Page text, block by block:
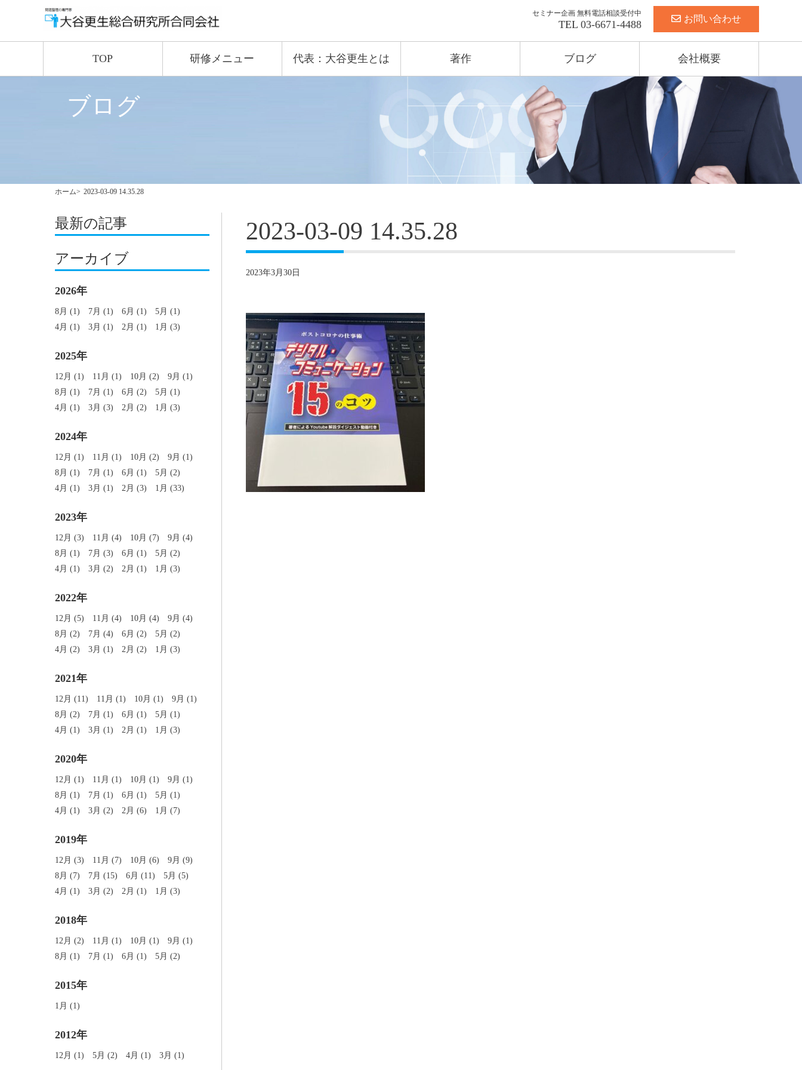
セミナー企画 無料電話相談受付中
TEL 03-6671-4488 お問い合わせ
TOP 研修メニュー 代表：大谷更生とは 著作 ブログ 会社概要
ブログ
ホーム 2023-03-09 14.35.28
最新の記事
アーカイブ
2026年
8月 (1) 7月 (1) 6月 (1)
5月 (1)
4月 (1)
3月 (1) 2月 (1) 1月 (3)
2025年
12月 (1) 11月 (1) 10月 (2)
9月 (1)
8月 (1)
7月 (1) 6月 (2)
5月 (1)
4月 (1)
3月 (3) 2月 (2) 1月 (3)
2024年
12月 (1) 11月 (1) 10月 (2)
9月 (1)
8月 (1)
7月 (1) 6月 (1)
5月 (2)
4月 (1)
3月 (1) 2月 (3) 1月 (33)
2023年
12月 (3) 11月 (4) 10月 (7)
9月 (4)
8月 (1)
7月 (3) 6月 (1)
5月 (2)
4月 (1)
3月 (2) 2月 (1) 1月 (3)
2022年
12月 (5) 11月 (4) 10月 (4)
9月 (4)
8月 (2)
7月 (4) 6月 (2)
5月 (2)
4月 (2)
3月 (1) 2月 (2) 1月 (3)
2021年
12月 (11) 11月 (1) 10月 (1)
9月 (1)
8月 (2)
7月 (1) 6月 (1)
5月 (1)
4月 (1)
3月 (1) 2月 (1) 1月 (3)
2020年
12月 (1) 11月 (1) 10月 (1)
9月 (1)
8月 (1)
7月 (1) 6月 (1)
5月 (1)
4月 (1)
3月 (2) 2月 (6) 1月 (7)
2019年
12月 (3) 11月 (7) 10月 (6)
9月 (9)
8月 (7)
7月 (15) 6月 (11)
5月 (5)
4月 (1)
3月 (2) 2月 (1) 1月 (3)
2018年
12月 (2) 11月 (1) 10月 (1)
9月 (1)
8月 (1)
7月 (1) 6月 (1) 5月 (2)
2015年
1月 (1)
2012年
12月 (1) 5月 (2) 4月 (1) 3月 (1)
2023-03-09 14.35.28
2023年3月30日